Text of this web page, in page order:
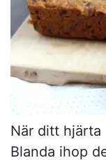
När ditt hjärta
Blanda ihop